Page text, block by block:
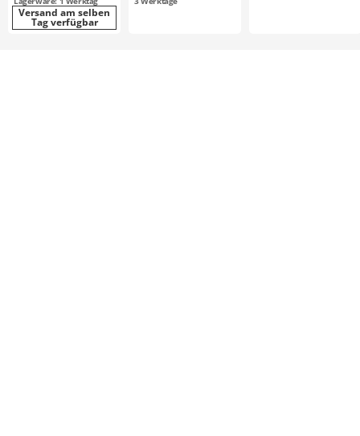
Versand am selben
Tag verfügbar